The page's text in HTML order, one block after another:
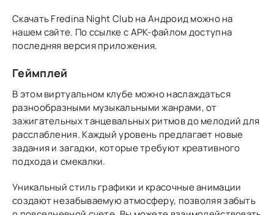
Скачать Fredina Night Club на Андроид можно на
нашем сайте. По ссылке с APK-файлом доступна
последняя версия приложения.
Геймплей
В этом виртуальном клубе можно наслаждаться
разнообразными музыкальными жанрами, от
зажигательных танцевальных ритмов до мелодий для
расслабления. Каждый уровень предлагает новые
задания и загадки, которые требуют креативного
подхода и смекалки.
Уникальный стиль графики и красочные анимации
создают незабываемую атмосферу, позволяя забыть